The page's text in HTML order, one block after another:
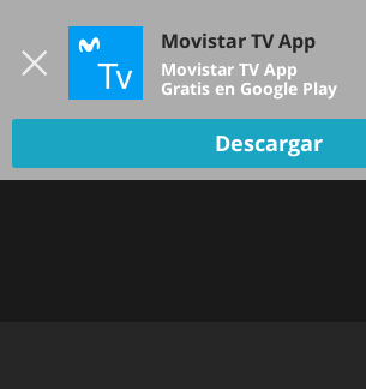
TV EN
Movistar TV App
Movistar TV App
Gratis en Google Play
Descargar